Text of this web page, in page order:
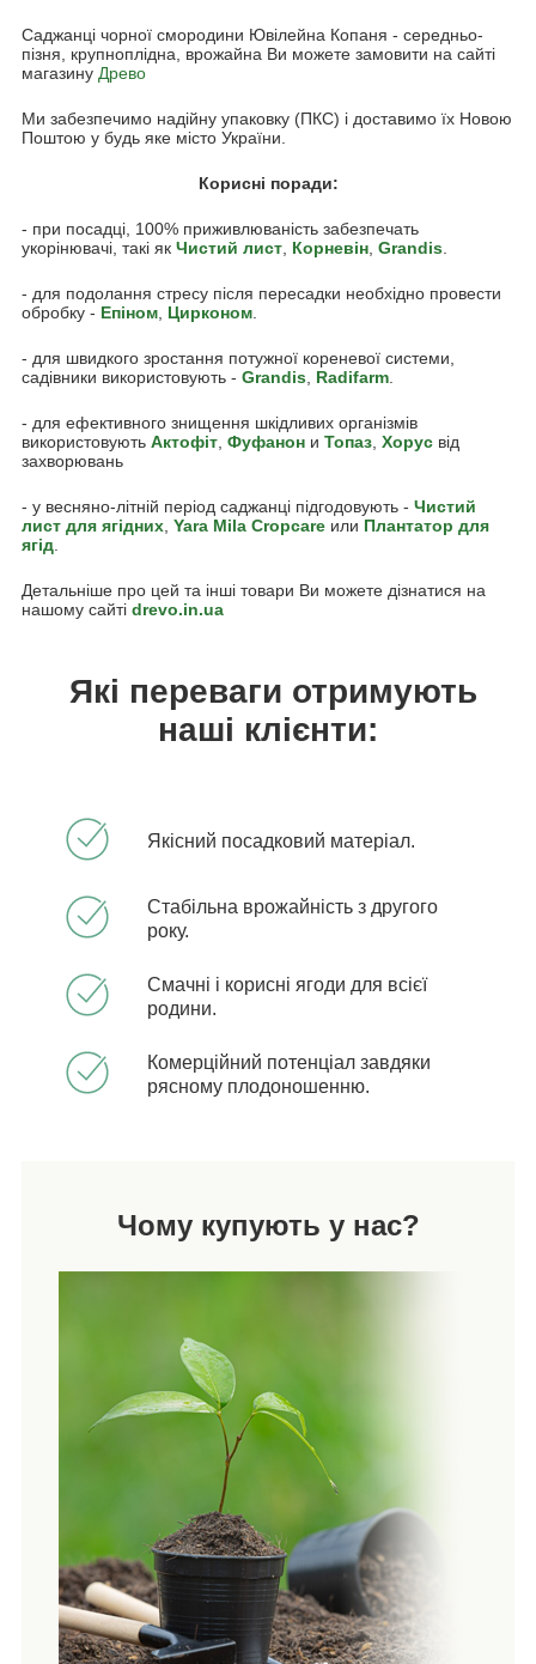
Саджанці чорної смородини Ювілейна Копаня - середньо-
пізня, крупноплідна, врожайна Ви можете замовити на сайті
магазину Древо
Ми забезпечимо надійну упаковку (ПКС) і доставимо їх Новою
Поштою у будь яке місто України.
Корисні поради:
- при посадці, 100% приживлюваність забезпечать
укорінювачі, такі як Чистий лист Корневін Grandis
- для подолання стресу після пересадки необхідно провести
обробку - Епіном Цирконом
- для швидкого зростання потужної кореневої системи,
садівники використовують - Grandis Radifarm
- для ефективного знищення шкідливих організмів
використовують Актофіт Фуфанон и Топаз Хорус від
захворювань
- у весняно-літній період саджанці підгодовують - Чистий
лист для ягідних Yara Mila Cropcare или Плантатор для
ягід
Детальніше про цей та інші товари Ви можете дізнатися на
нашому сайті drevo.in.ua
Які переваги отримують
наші клієнти:
Якісний посадковий матеріал.
Стабільна врожайність з другого
року.
Смачні і корисні ягоди для всієї
родини.
Комерційний потенціал завдяки
рясному плодоношенню.
Чому купують у нас?